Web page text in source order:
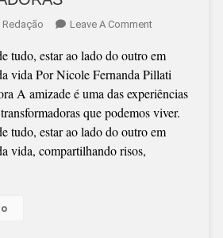
Redação Leave A CommentOn
PILLATI
(GOTAS
DE
LUZ):
AMIZADE,
tudo, estar ao lado do outro em
vida Por Nicole Fernanda Pillati
A amizade é uma das experiências
que podemos viver.
tudo, estar ao lado do outro em
vida, compartilhando risos,